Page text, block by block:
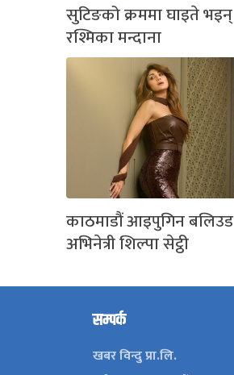
सुटिङको क्रममा घाइते भइन्
रश्मिका मन्दाना
काठमाडौं आइपुगिन बलिउड
अभिनेत्री शिल्पा सेट्ठी
सम्पर्क
खबर विन्दु प्रा.लि.